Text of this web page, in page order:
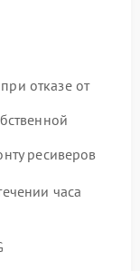
отказе от
ресиверов
часа